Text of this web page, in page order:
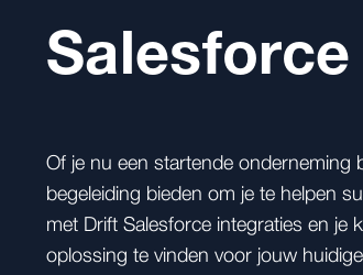
Of je nu een startende onderneming
begeleiding bieden om je te helpen
met Drift Salesforce integraties en je
oplossing te vinden voor jouw